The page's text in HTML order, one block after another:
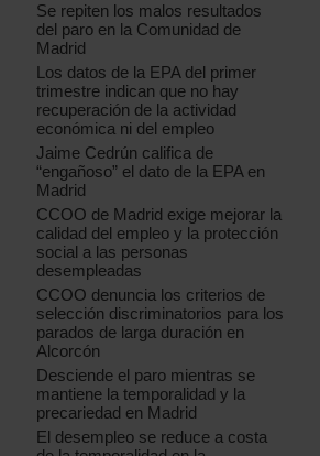
Se repiten los malos resultados
del paro en la Comunidad de
Madrid
Los datos de la EPA del primer
trimestre indican que no hay
recuperación de la actividad
económica ni del empleo
Jaime Cedrún califica de
“engañoso” el dato de la EPA en
Madrid
CCOO de Madrid exige mejorar la
calidad del empleo y la protección
social a las personas
desempleadas
CCOO denuncia los criterios de
selección discriminatorios para los
parados de larga duración en
Alcorcón
Desciende el paro mientras se
mantiene la temporalidad y la
precariedad en Madrid
El desempleo se reduce a costa